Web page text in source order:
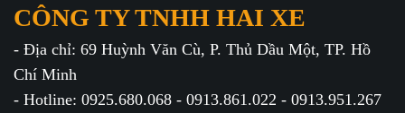
CÔNG TY TNHH HAI XE
- Địa chỉ: 69 Huỳnh Văn Cù, P. Thủ Dầu Một, TP. Hồ
Chí Minh
- Hotline: 0925.680.068 - 0913.861.022 - 0913.951.267